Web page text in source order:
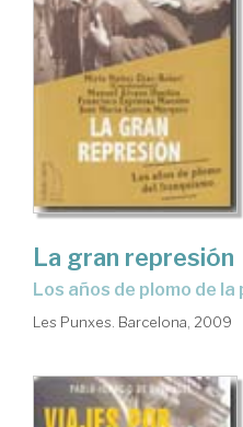
La gran represión
los años de plomo de
Les Punxes. Barcelona, 2009